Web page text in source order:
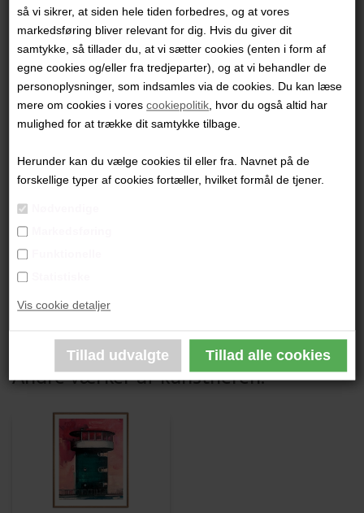
så vi sikrer, at siden hele tiden forbedres, og at vores
markedsføring bliver relevant for dig. Hvis du giver dit
samtykke, så tillader du, at vi sætter cookies (enten i form af
egne cookies og/eller fra tredjeparter), og at vi behandler de
personoplysninger, som indsamles via de cookies. Du kan læse
mere om cookies i vorescookiepolitik , hvor du også altid har
mulighed for at trække dit samtykke tilbage.
Herunder kan du vælge cookies til eller fra. Navnet på de
forskellige typer af cookies fortæller, hvilket formål de tjener.
Vis cookie detaljer
Marck Fink
3.450,00DKK
"Byggepladsen" (Stor)
80 x 60 cm.
Grafik Giclee i begrænset oplag
Indrammet i lys træramme
Andre værker af kunstneren: